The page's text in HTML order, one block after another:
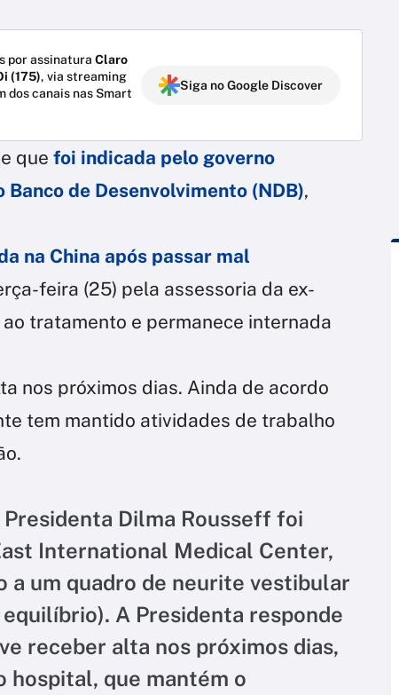
por assinatura Claro
(175), via streaming
dos canais nas Smart
Siga no Google Discover
que foi indicada pelo governo
Banco de Desenvolvimento (NDB),
na China após passar mal
feira (25) pela assessoria da ex-
tratamento e permanece internada
nos próximos dias. Ainda de acordo
tem mantido atividades de trabalho
Dilma Rousseff foi
International Medical Center,
a um quadro de neurite vestibular
A Presidenta responde
receber alta nos próximos dias,
hospital, que mantém o